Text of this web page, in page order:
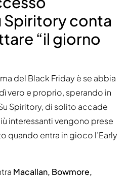
Spiritory conta
“il giorno
del Black Friday è se abbia
vero e proprio, sperando in
Spiritory, di solito accade
interessanti vengono prese
quando entra in gioco l’Early
Macallan, Bowmore,